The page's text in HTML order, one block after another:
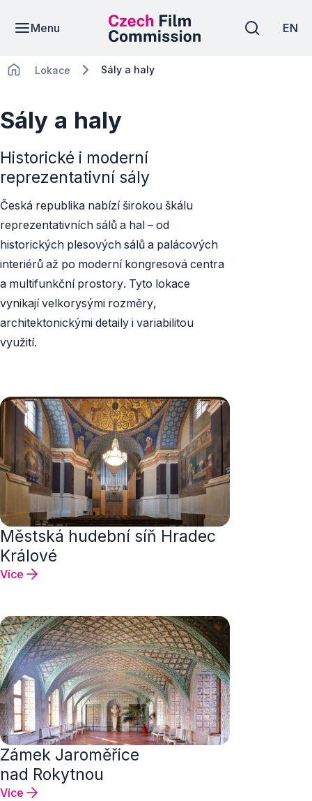
Menu EN
Lokace Sály a haly
Sály a haly
Historické i moderní
reprezentativní sály
Česká republika nabízí širokou škálu
reprezentativních sálů a hal – od
historických plesových sálů a palácových
interiérů až po moderní kongresová centra
a multifunkční prostory. Tyto lokace
vynikají velkorysými rozměry,
architektonickými detaily i variabilitou
využití.
Městská hudební síň Hradec
Králové
Více
Zámek Jaroměřice
nad Rokytnou
Více